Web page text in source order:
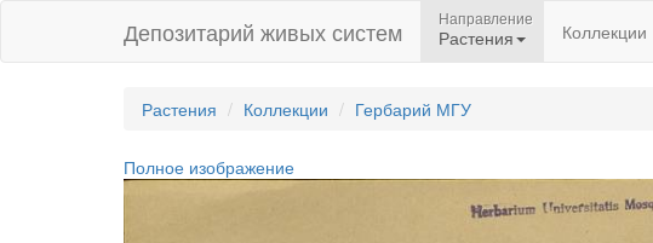
Депозитарий живых систем Направление
Растения Коллекции
Растения Коллекции Гербарий МГУ
Полное изображение